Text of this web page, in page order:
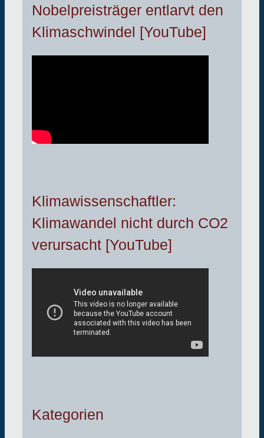
Nobelpreisträger entlarvt den
Klimaschwindel [YouTube]
Klimawissenschaftler:
Klimawandel nicht durch CO2
verursacht [YouTube]
Kategorien